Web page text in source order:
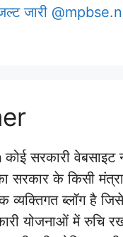
जारी
कोई सरकारी
सरकार के किसी
व्यक्तिगत ब्लॉग है
योजनाओं में रुचि